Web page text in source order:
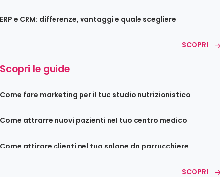
ERP e CRM: differenze, vantaggi e quale scegliere
SCOPRI
Scopri le guide
Come fare marketing per il tuo studio nutrizionistico
Come attrarre nuovi pazienti nel tuo centro medico
Come attirare clienti nel tuo salone da parrucchiere
SCOPRI